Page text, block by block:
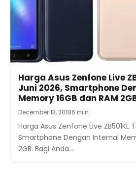
Harga Asus Zenfone Live
Juni 2026, Smartphone
Memory 16GB dan RAM
December 13, 20186 min
Harga Asus Zenfone Live ZB501KL
Smartphone Dengan Internal
2GB. Bagi Anda…